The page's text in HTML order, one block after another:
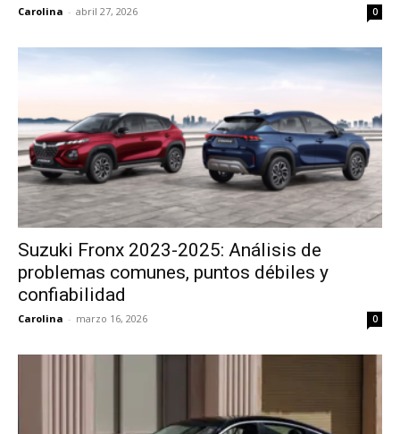
Carolina - abril 27, 2026 0
Suzuki Fronx 2023-2025: Análisis de
problemas comunes, puntos débiles y
confiabilidad
Carolina - marzo 16, 2026 0